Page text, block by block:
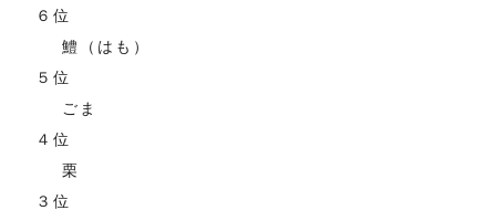
６位
鱧（はも）
５位
ごま
４位
栗
３位